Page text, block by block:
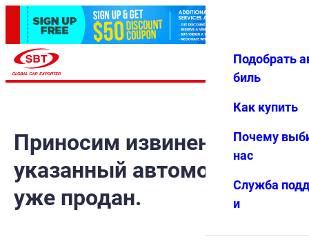
Избранн
Меню
Подобрать
биль
Как купить
Почему
нас
Служба
и
Приносим извинения, но
указанный автомобиль
уже продан.